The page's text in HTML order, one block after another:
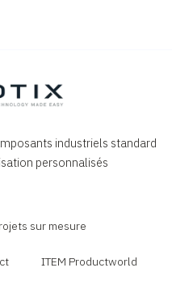
industriels standard
personnalisés
sur mesure
ITEM Productworld